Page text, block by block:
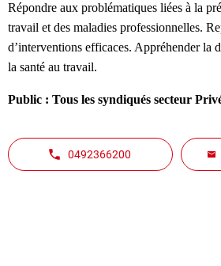
Répondre aux problématiques liées à la
travail et des maladies professionnelles.
d’interventions efficaces. Appréhender la
la santé au travail.
Public : Tous les syndiqués secteur
0492366200